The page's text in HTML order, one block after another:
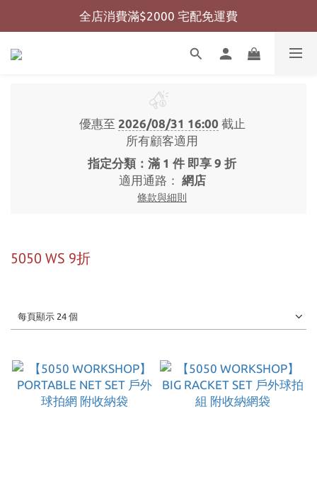
全店消費滿$999 超商免運費
全店消費滿$2000 宅配免運費
優惠至 2026/08/31 16:00 截止
所有顧客適用
指定分類：滿 1 件 即享 9 折
適用通路： 網店
條款與細則
5050 WS 9折
每頁顯示 24 個